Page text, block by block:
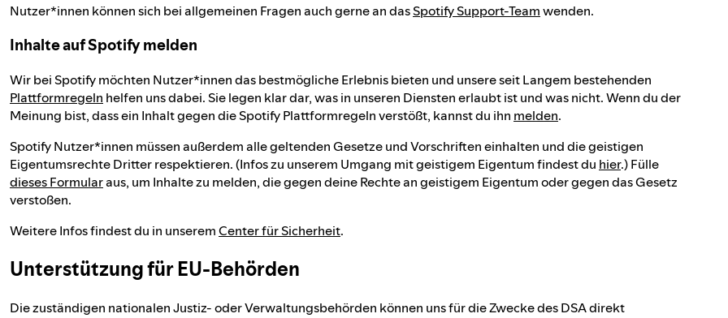
Nutzer*innen können sich bei allgemeinen Fragen auch gerne an dasSpotify Support-Teamwenden.
Inhalte auf Spotify melden
Wir bei Spotify möchten Nutzer*innen das bestmögliche Erlebnis bieten und unsere seit Langem bestehenden
Plattformregeln helfen uns dabei. Sie legen klar dar, was in unseren Diensten erlaubt ist und was nicht. Wenn du der
Meinung bist, dass ein Inhalt gegen die Spotify Plattformregeln verstößt, kannst du ihn melden.
Spotify Nutzer*innen müssen außerdem alle geltenden Gesetze und Vorschriften einhalten und die geistigen
Eigentumsrechte Dritter respektieren. (Infos zu unserem Umgang mit geistigem Eigentum findest du hier.) Fülle
dieses Formularaus, um Inhalte zu melden, die gegen deine Rechte an geistigem Eigentum oder gegen das Gesetz
verstoßen.
Weitere Infos findest du in unseremCenter für Sicherheit.
Unterstützung für EU-Behörden
Die zuständigen nationalen Justiz- oder Verwaltungsbehörden können uns für die Zwecke des DSA direkt